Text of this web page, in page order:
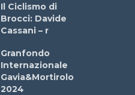
Il Ciclismo di
Brocci: Davide
Cassani – r
Granfondo
Internazionale
Gavia&Mortirolo
2024